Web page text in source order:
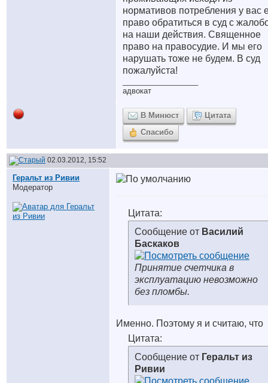
нормативов потребления у вас
право обратиться в суд с
на наши действия. Священное
право на правосудие. И мы его
нарушать тоже не будем. В суд
пожалуйста!
адвокат
В Минюст
Цитата
Спасибо
02.03.2012, 15:52
Геральт из Ривии
Модератор
Цитата:
Сообщение от Василий
Баскаков
Принятие счетчика в
эксплуатацию невозможно
без пломбы.
Именно. Поэтому я и считаю, что
Цитата:
Сообщение от Геральт из
Ривии